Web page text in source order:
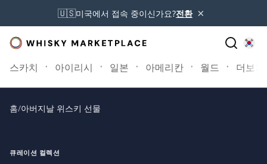
🇺🇸미국에서 접속 중이신가요?전환 ×
스카치 아이리시 일본 아메리칸 월드 더보기
홈/아버지날 위스키 선물
큐레이션 컬렉션